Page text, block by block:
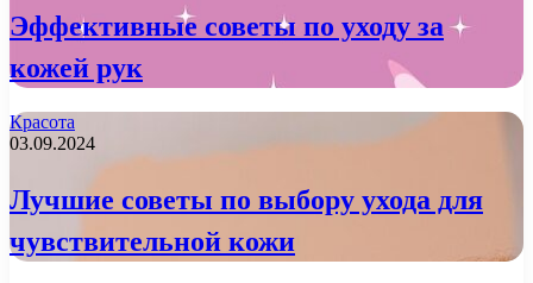
Эффективные советы по уходу за
кожей рук
Красота
03.09.2024
Лучшие советы по выбору ухода для
чувствительной кожи